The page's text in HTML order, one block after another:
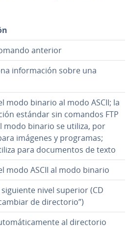
anterior
in­fo­r­ma­ción sobre una
modo binario al modo ASCII; la
estándar sin comandos FTP
modo binario se utiliza, por
imágenes y programas;
para do­cu­me­n­tos de texto
modo ASCII al modo binario
siguiente nivel superior (CD
de di­re­c­to­rio”)
al di­re­c­to­rio